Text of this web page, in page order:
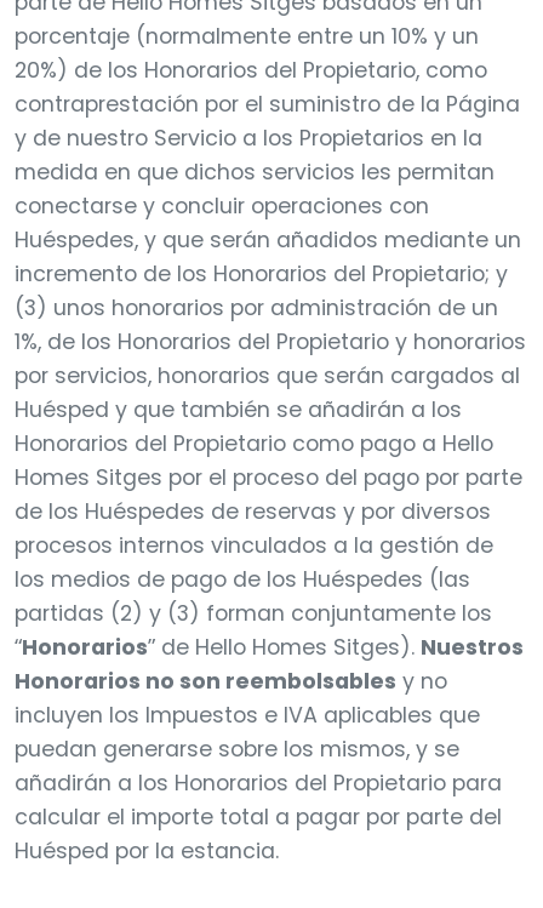
porcentaje (normalmente entre un 10% y un
20%) de los Honorarios del Propietario, como
contraprestación por el suministro de la Página
y de nuestro Servicio a los Propietarios en la
medida en que dichos servicios les permitan
conectarse y concluir operaciones con
Huéspedes, y que serán añadidos mediante un
incremento de los Honorarios del Propietario; y
(3) unos honorarios por administración de un
1%, de los Honorarios del Propietario y honorarios
por servicios, honorarios que serán cargados al
Huésped y que también se añadirán a los
Honorarios del Propietario como pago a Hello
Homes Sitges por el proceso del pago por parte
de los Huéspedes de reservas y por diversos
procesos internos vinculados a la gestión de
los medios de pago de los Huéspedes (las
partidas (2) y (3) forman conjuntamente los
“Honorarios” de Hello Homes Sitges). Nuestros
Honorarios no son reembolsables y no
incluyen los Impuestos e IVA aplicables que
puedan generarse sobre los mismos, y se
añadirán a los Honorarios del Propietario para
calcular el importe total a pagar por parte del
Huésped por la estancia.